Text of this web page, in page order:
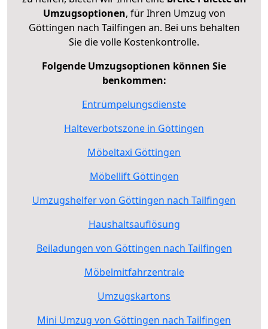
Umzugsoptionen, für Ihren Umzug von
Göttingen nach Tailfingen an. Bei uns behalten
Sie die volle Kostenkontrolle.
Folgende Umzugsoptionen können Sie
benkommen:
Entrümpelungsdienste
Halteverbotszone in Göttingen
Möbeltaxi Göttingen
Möbellift Göttingen
Umzugshelfer von Göttingen nach Tailfingen
Haushaltsauflösung
Beiladungen von Göttingen nach Tailfingen
Möbelmitfahrzentrale
Umzugskartons
Mini Umzug von Göttingen nach Tailfingen